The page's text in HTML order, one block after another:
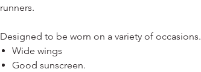
runners.
Designed to be worn on a variety of occasions.
Wide wings
Good sunscreen.